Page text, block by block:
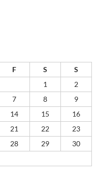
F S
S
1
2
7 8
9
14 15
16
21 22
23
28 29
30